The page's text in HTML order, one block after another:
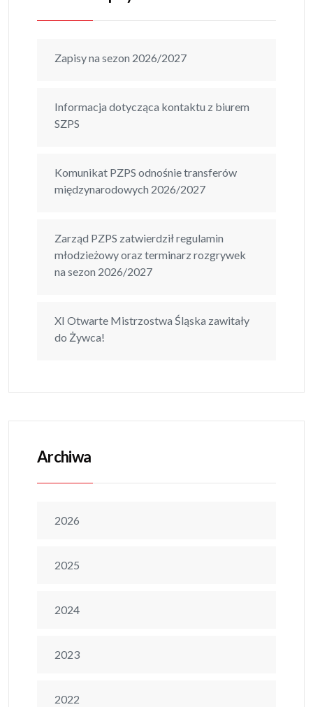
Zapisy na sezon 2026/2027
Informacja dotycząca kontaktu z biurem
SZPS
Komunikat PZPS odnośnie transferów
międzynarodowych 2026/2027
Zarząd PZPS zatwierdził regulamin
młodzieżowy oraz terminarz rozgrywek
na sezon 2026/2027
XI Otwarte Mistrzostwa Śląska zawitały
do Żywca!
Archiwa
2026
2025
2024
2023
2022